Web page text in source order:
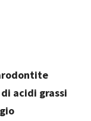
acidi grassi